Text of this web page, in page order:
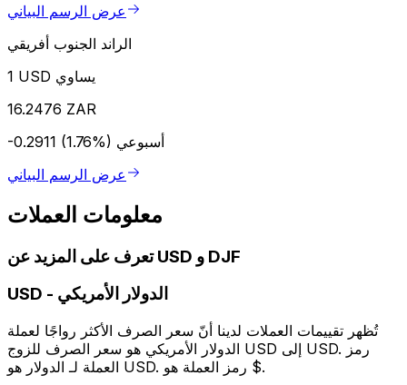
عرض الرسم البياني
الراند الجنوب أفريقي
1 USD يساوي
16.2476 ZAR
-0.2911 (1.76%) أسبوعي
عرض الرسم البياني
معلومات العملات
تعرف على المزيد عن USD و DJF
USD - الدولار الأمريكي
تُظهر تقييمات العملات لدينا أنّ سعر الصرف الأكثر رواجًا لعملة
الدولار الأمريكي هو سعر الصرف للزوج USD إلى USD. رمز
العملة لـ الدولار هو USD. رمز العملة هو $.